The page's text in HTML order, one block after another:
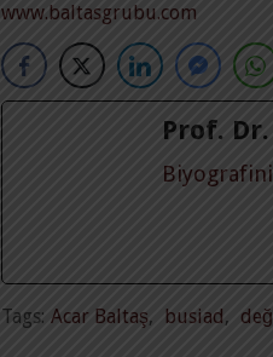
www.baltasgrubu.com
Prof.
Tags: Acar Baltaş, busiad ,